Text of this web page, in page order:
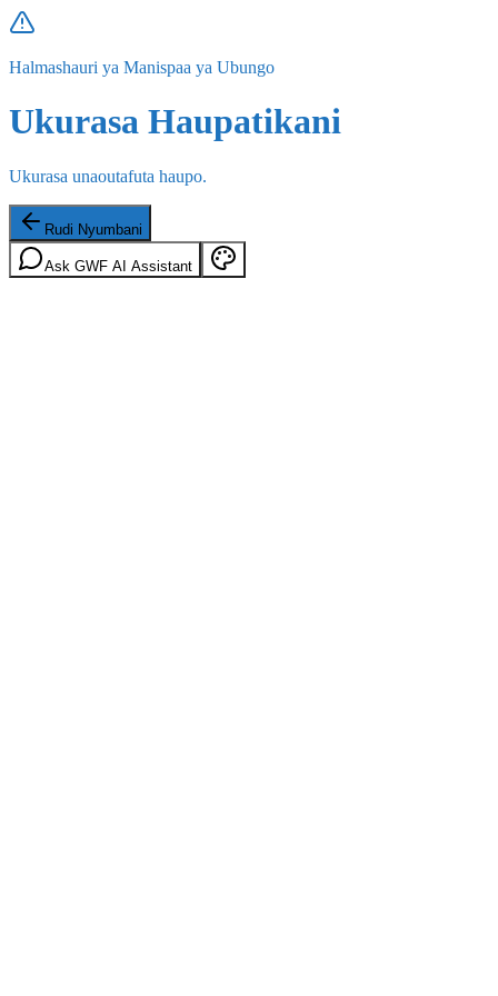
Halmashauri ya Manispaa ya Ubungo
Ukurasa Haupatikani
Ukurasa unaoutafuta haupo.
Rudi Nyumbani
Ask GWF AI Assistant